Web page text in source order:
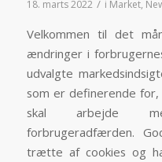
18. marts 2022 / i Market,
Velkommen til det
ændringer i
udvalgte
som er definerende for,
skal arbejde
forbrugeradfærden.
trætte af cookies og